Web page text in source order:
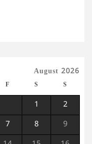
August 2026
F S S
1 2
7 8 9